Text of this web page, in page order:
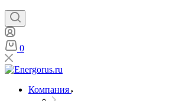
0
Компания